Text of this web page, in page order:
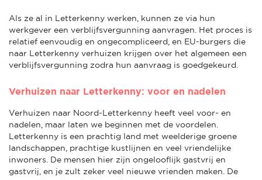
Als ze al in Letterkenny werken, kunnen ze via hun
werkgever een verblijfsvergunning aanvragen. Het proces is
relatief eenvoudig en ongecompliceerd, en EU-burgers die
naar Letterkenny verhuizen krijgen over het algemeen een
verblijfsvergunning zodra hun aanvraag is goedgekeurd.
Verhuizen naar Letterkenny: voor en nadelen
Verhuizen naar Noord-Letterkenny heeft veel voor- en
nadelen, maar laten we beginnen met de voordelen.
Letterkenny is een prachtig land met weelderige groene
landschappen, prachtige kustlijnen en veel vriendelijke
inwoners. De mensen hier zijn ongelooflijk gastvrij en
gastvrij, en je zult zeker veel nieuwe vrienden maken. De